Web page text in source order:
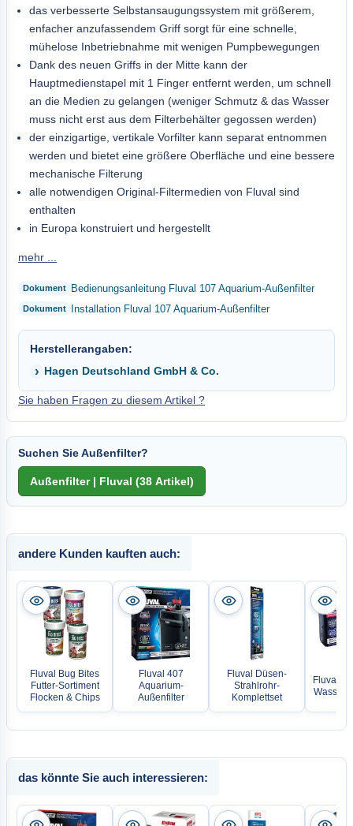
das verbesserte Selbstansaugungssystem mit größerem,
enfacher anzufassendem Griff sorgt für eine schnelle,
mühelose Inbetriebnahme mit wenigen Pumpbewegungen
Dank des neuen Griffs in der Mitte kann der
Hauptmedienstapel mit 1 Finger entfernt werden, um schnell
an die Medien zu gelangen (weniger Schmutz & das Wasser
muss nicht erst aus dem Filterbehälter gegossen werden)
der einzigartige, vertikale Vorfilter kann separat entnommen
werden und bietet eine größere Oberfläche und eine bessere
mechanische Filterung
alle notwendigen Original-Filtermedien von Fluval sind
enthalten
in Europa konstruiert und hergestellt
mehr ...
Bedienungsanleitung Fluval 107 Aquarium-Außenfilter
Installation Fluval 107 Aquarium-Außenfilter
Herstellerangaben:
Hagen Deutschland GmbH & Co.
Sie haben Fragen zu diesem Artikel ?
Suchen Sie Außenfilter?
andere Kunden kauften auch:
Fluval Bug Bites
Futter-Sortiment
Flocken & Chips
Fluval 407
Aquarium-
Außenfilter
Fluval Düsen-
Strahlrohr-
Komplettset
Fluval
das könnte Sie auch interessieren: